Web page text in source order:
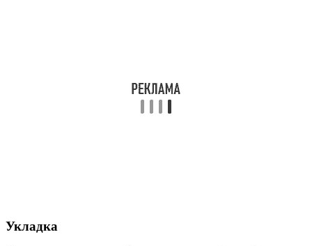
Укладка